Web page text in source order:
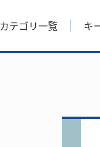
カテゴリ一覧 キ